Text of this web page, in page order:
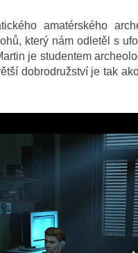
amatérského
který nám odletěl s
je studentem
dobrodružství je tak